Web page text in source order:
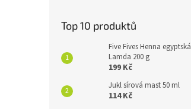
Top 10 produktů
Five Fives Henna egyptská
Lamda 200 g
199 Kč
Jukl sírová mast 50 ml
114 Kč